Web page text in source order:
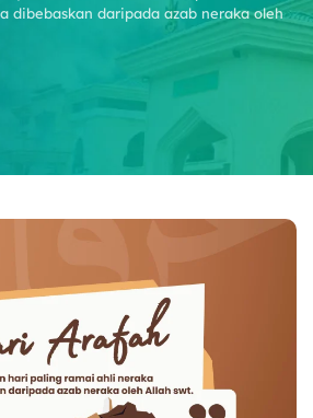
dibebaskan daripada azab neraka oleh